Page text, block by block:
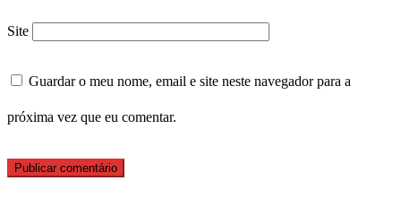
Site
Guardar o meu nome, email e site neste navegador para a
próxima vez que eu comentar.